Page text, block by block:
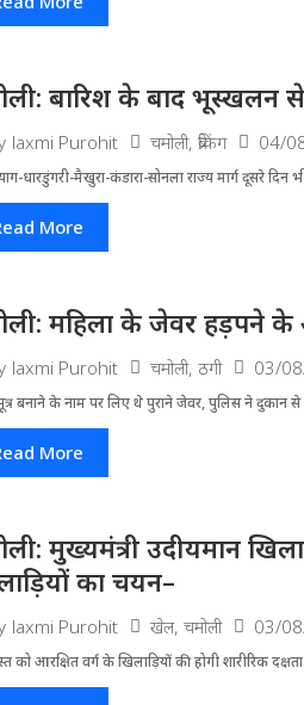
बारिश के बाद भूस्खलन
laxmi Purohit चमोली, ब्रेकिंग 04/
धारडुंगरी-मैखुरा-कंडारा-सोनला राज्य मार्ग दूसरे
More
महिला के जेवर हड़पने के
laxmi Purohit चमोली, ठगी 03/
बनाने के नाम पर लिए थे पुराने जेवर, पुलिस ने दुकान
More
मुख्यमंत्री उदीयमान
का चयन–
laxmi Purohit खेल, चमोली 03/
को आरक्षित वर्ग के खिलाड़ियों की होगी शारीरिक